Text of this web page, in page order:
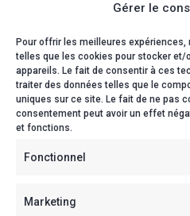
Gérer le
Pour offrir les meilleures
telles que les cookies pour stocker
appareils. Le fait de consentir à ces
traiter des données telles que le
uniques sur ce site. Le fait de ne pas
consentement peut avoir un effet
et fonctions.
Fonctionnel
Marketing
Du lundi au
08:30 –
14:00 –